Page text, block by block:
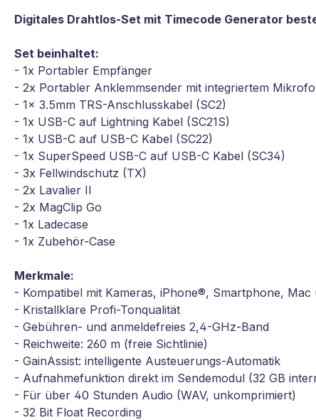
Digitales Drahtlos-Set mit Timecode Generator
Set beinhaltet:
- 1x Portabler Empfänger
- 2x Portabler Anklemmsender mit integriertem
- 1x 3.5mm TRS-Anschlusskabel (SC2)
- 1x USB-C auf Lightning Kabel (SC21S)
- 1x USB-C auf USB-C Kabel (SC22)
- 1x SuperSpeed USB-C auf USB-C Kabel (SC34)
- 3x Fellwindschutz (TX)
- 2x Lavalier II
- 2x MagClip Go
- 1x Ladecase
- 1x Zubehör-Case
Merkmale:
- Kompatibel mit Kameras, iPhone®, Smartphone, Mac
- Kristallklare Profi-Tonqualität
- Gebühren- und anmeldefreies 2,4-GHz-Band
- Reichweite: 260 m (freie Sichtlinie)
- GainAssist: intelligente Austeuerungs-Automatik
- Aufnahmefunktion direkt im Sendemodul (32 GB
- Für über 40 Stunden Audio (WAV, unkomprimiert)
- 32 Bit Float Recording